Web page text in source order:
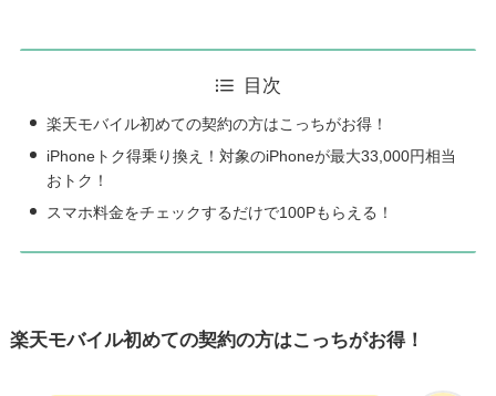
目次
楽天モバイル初めての契約の方はこっちがお得！
iPhoneトク得乗り換え！対象のiPhoneが最大33,000円相当
おトク！
スマホ料金をチェックするだけで100Pもらえる！
楽天モバイル初めての契約の方はこっちがお得！